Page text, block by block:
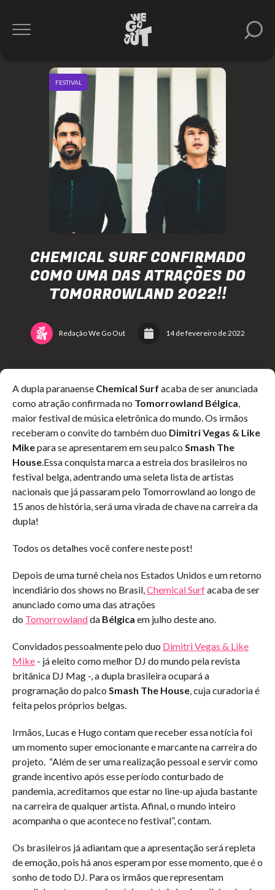
CHEMICAL SURF CONFIRMADO
COMO UMA DAS ATRAÇÕES DO
TOMORROWLAND 2022!!
Redação We Go Out 14 de fevereiro de 2022
FESTIVAL
A dupla paranaense Chemical Surf acaba de ser anunciada
como atração confirmada no Tomorrowland Bélgica,
maior festival de música eletrônica do mundo. Os irmãos
receberam o convite do também duo Dimitri Vegas & Like
Mikepara se apresentarem em seu palco Smash The
House.Essa conquista marca a estreia dos brasileiros no
festival belga, adentrando uma seleta lista de artistas
nacionais que já passaram pelo Tomorrowland ao longo de
15 anos de história, será uma virada de chave na carreira da
dupla!
Todos os detalhes você confere neste post!
Depois de uma turnê cheia nos Estados Unidos e um retorno
incendiário dos shows no Brasil,Chemical Surfacaba de ser
anunciado como uma das atrações
do Tomorrowlandda Bélgica em julho deste ano.
Convidados pessoalmente pelo duo Dimitri Vegas & Like
Mike - já eleito como melhor DJ do mundo pela revista
britânica DJ Mag -, a dupla brasileira ocupará a
programação do palco Smash The House, cuja curadoria é
feita pelos próprios belgas.
Irmãos, Lucas e Hugo contam que receber essa notícia foi
um momento super emocionante e marcante na carreira do
projeto. “Além de ser uma realização pessoal e servir como
grande incentivo após esse período conturbado de
pandemia, acreditamos que estar no line-up ajuda bastante
na carreira de qualquer artista. Afinal, o mundo inteiro
acompanha o que acontece no festival”, contam.
Os brasileiros já adiantam que a apresentação será repleta
de emoção, pois há anos esperam por esse momento, que é o
sonho de todo DJ. Para os irmãos que representam